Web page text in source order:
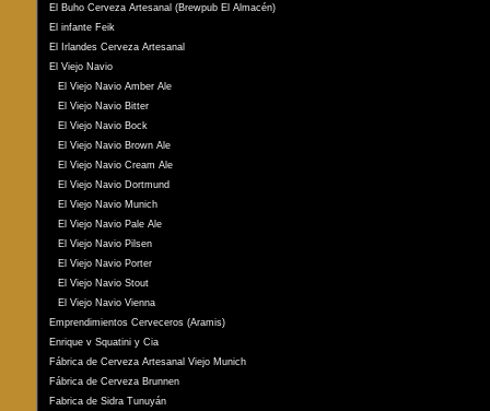
El Buho Cerveza Artesanal (Brewpub El Almacén)
El infante Feik
El Irlandes Cerveza Artesanal
El Viejo Navio
El Viejo Navio Amber Ale
El Viejo Navio Bitter
El Viejo Navio Bock
El Viejo Navio Brown Ale
El Viejo Navio Cream Ale
El Viejo Navio Dortmund
El Viejo Navio Munich
El Viejo Navio Pale Ale
El Viejo Navio Pilsen
El Viejo Navio Porter
El Viejo Navio Stout
El Viejo Navio Vienna
Emprendimientos Cerveceros (Aramis)
Enrique v Squatini y Cia
Fábrica de Cerveza Artesanal Viejo Munich
Fábrica de Cerveza Brunnen
Fabrica de Sidra Tunuyán